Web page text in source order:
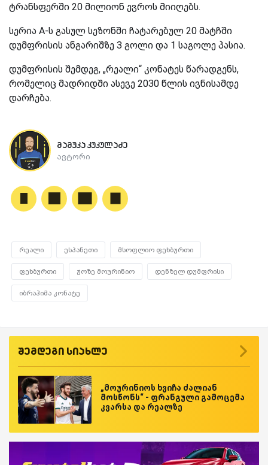
ტრანსფერში 20 მილიონ ევროს მიიღებს.
სერია A-ს გასულ სეზონში ჩატარებულ 20 მატჩში
დუმფრისის ანგარიშზე 3 გოლი და 1 საგოლე პასია.
დუმფრისის შემდეგ, „რეალი“ კონატეს წარადგენს,
რომელიც მადრიდში ასევე 2030 წლის ივნისამდე
დარჩება.
მამუკა კუკულაძე
ავტორი
რეალი ესპანეთი მსოფლიო ფეხბურთი
ფეხბურთი ჟოზე მოურინიო დენზელ დუმფრისი
იბრაჰიმა კონატე
შემდეგი სიახლე
„მოურინიოს ხვიჩა ძალიან
მოსწონს“ - ფრანგული გამოცემა
კვარსა და რეალზე